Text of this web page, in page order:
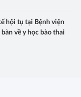
hội tụ tại Bệnh viện
về y học bào thai